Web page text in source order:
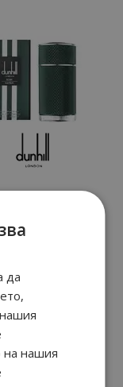
89.
да
на нашия